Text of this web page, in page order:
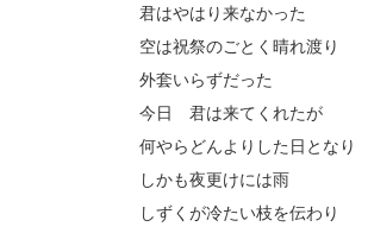
君はやはり来なかった
空は祝祭のごとく晴れ渡り
外套いらずだった
今日 君は来てくれたが
何やらどんよりした日となり
しかも夜更けには雨
しずくが冷たい枝を伝わり